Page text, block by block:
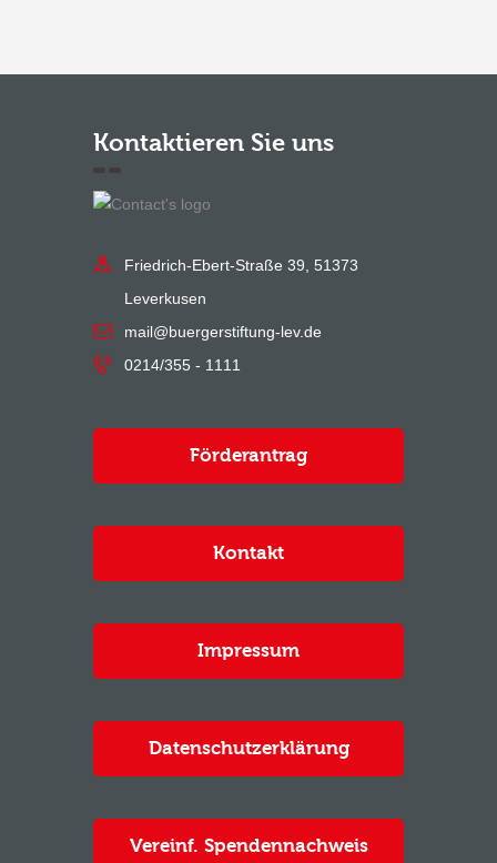
Kontaktieren Sie uns
Friedrich-Ebert-Straße 39, 51373
Leverkusen
mail@buergerstiftung-lev.de
0214/355 - 1111
Förderantrag
Kontakt
Impressum
Datenschutzerklärung
Vereinf. Spendennachweis